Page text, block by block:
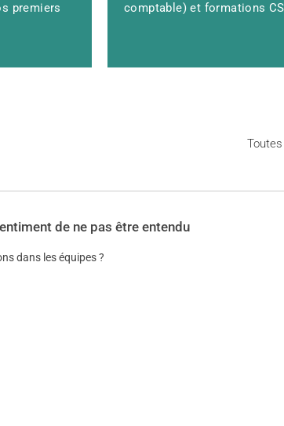
premiers
comptable) et formations
de ne pas être entendu
dans les équipes ?